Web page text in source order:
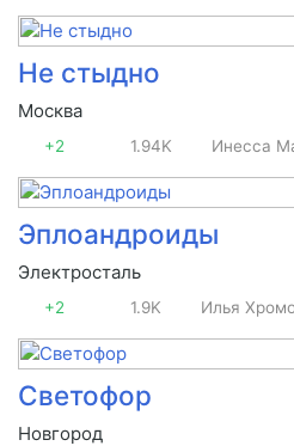
Не стыдно
Москва
+2 1.94K Инесса
Эплоандроиды
Электросталь
+2 1.9K Илья
Светофор
Новгород